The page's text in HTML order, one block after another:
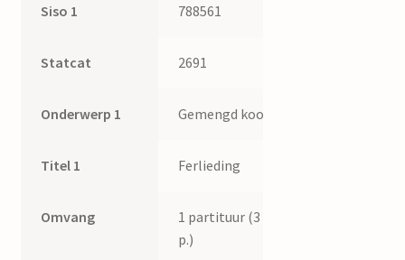
Siso 1 788561
Statcat 2691
Onderwerp 1 Gemengd koor
Titel 1 Ferlieding
Omvang
1 partituur (3
p.)